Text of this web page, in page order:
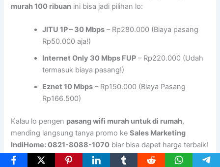
murah 100 ribuan ini bisa jadi pilihan lo:
JITU 1P – 30 Mbps – Rp280.000 (Biaya pasang
Rp50.000 aja!)
Internet Only 30 Mbps FUP – Rp220.000 (Udah
termasuk biaya pasang!)
Eznet 10 Mbps – Rp150.000 (Biaya Pasang
Rp166.500)
Kalau lo pengen pasang wifi murah untuk di rumah,
mending langsung tanya promo keSales Marketing
IndiHome: 0821-8088-1070 biar bisa dapet harga terbaik!